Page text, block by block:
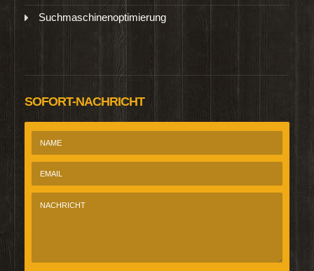
Suchmaschinenoptimierung
SOFORT-NACHRICHT